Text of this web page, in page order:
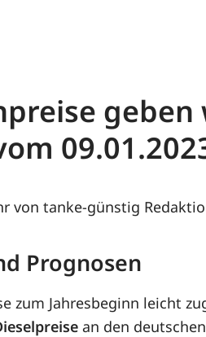
von tanke-günstig
Prognosen
zum Jahresbeginn leicht
an den